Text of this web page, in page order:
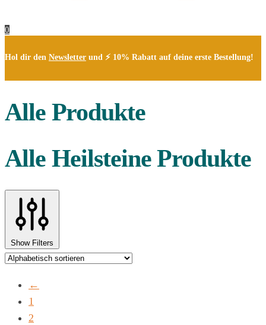
0
Hol dir den Newsletter und ⚡ 10% Rabatt auf deine erste Bestellung!
Alle Produkte
Alle Heilsteine Produkte
Show Filters
←
1
2